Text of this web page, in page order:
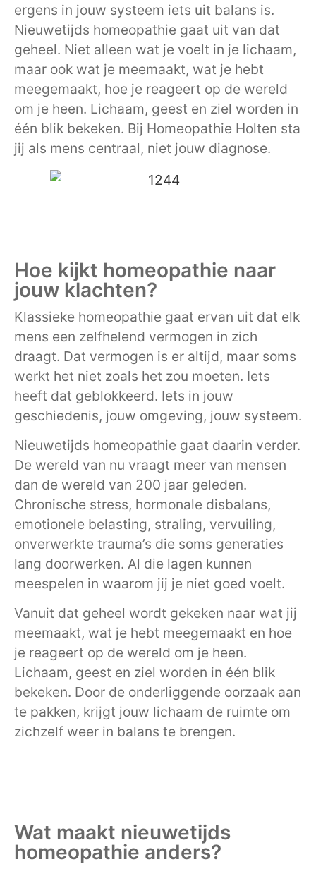
ergens in jouw systeem iets uit balans is.
Nieuwetijds homeopathie gaat uit van dat
geheel. Niet alleen wat je voelt in je lichaam,
maar ook wat je meemaakt, wat je hebt
meegemaakt, hoe je reageert op de wereld
om je heen. Lichaam, geest en ziel worden in
één blik bekeken. Bij Homeopathie Holten sta
jij als mens centraal, niet jouw diagnose.
Hoe kijkt homeopathie naar
jouw klachten?
Klassieke homeopathie gaat ervan uit dat elk
mens een zelfhelend vermogen in zich
draagt. Dat vermogen is er altijd, maar soms
werkt het niet zoals het zou moeten. Iets
heeft dat geblokkeerd. Iets in jouw
geschiedenis, jouw omgeving, jouw systeem.
Nieuwetijds homeopathie gaat daarin verder.
De wereld van nu vraagt meer van mensen
dan de wereld van 200 jaar geleden.
Chronische stress, hormonale disbalans,
emotionele belasting, straling, vervuiling,
onverwerkte trauma’s die soms generaties
lang doorwerken. Al die lagen kunnen
meespelen in waarom jij je niet goed voelt.
Vanuit dat geheel wordt gekeken naar wat jij
meemaakt, wat je hebt meegemaakt en hoe
je reageert op de wereld om je heen.
Lichaam, geest en ziel worden in één blik
bekeken. Door de onderliggende oorzaak aan
te pakken, krijgt jouw lichaam de ruimte om
zichzelf weer in balans te brengen.
Wat maakt nieuwetijds
homeopathie anders?